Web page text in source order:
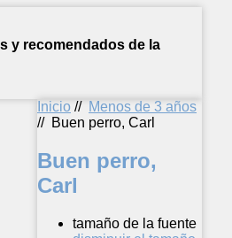
y recomendados de la
Inicio // Menos de 3 años
// Buen perro, Carl
Buen perro,
Carl
tamaño de la fuente